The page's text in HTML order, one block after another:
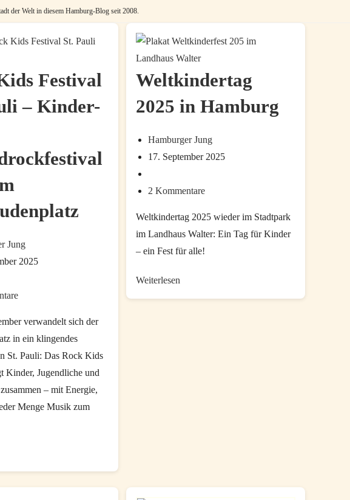
der Welt in diesem Hamburg-Blog seit 2008.
Festival
– Kinder-
Jung
2025
verwandelt sich der
in ein klingendes
St. Pauli: Das Rock Kids
Kinder, Jugendliche und
– mit Energie,
Menge Musik zum
Weltkindertag
2025 in Hamburg
Beitrags-
Autor:
Hamburger Jung
Beitrag
geändert
17. September 2025
Kategorie:
Beitrags-
2 Kommentare
Weltkindertag 2025 wieder im Stadtpark
im Landhaus Walter: Ein Tag für Kinder
– ein Fest für alle!
WeiterlesenWeltkindertag